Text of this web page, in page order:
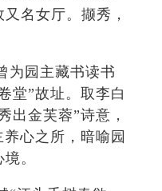
名女厅。撷秀，
园主藏书读书
堂”故址。取李白
出金芙蓉”诗意，
心之所，暗喻园
。